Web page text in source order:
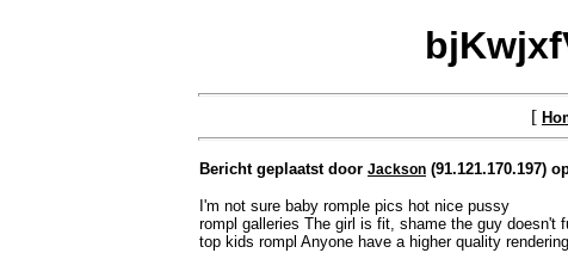
[
Bericht geplaatst door Jackson (91.121.170.197)
I'm not sure baby romple pics hot nice pussy
rompl galleries The girl is fit, shame the guy doesn't
top kids rompl Anyone have a higher quality